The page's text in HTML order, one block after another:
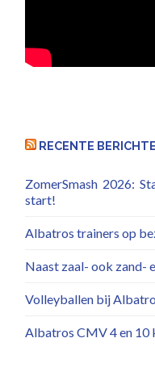
RECENTE
ZomerSmash 2026:
start!
Albatros trainers op
Naast zaal- ook zand-
Volleyballen bij
Albatros CMV 4 en 10